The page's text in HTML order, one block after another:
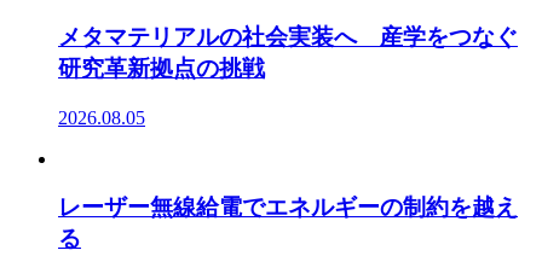
メタマテリアルの社会実装へ 産学をつなぐ
研究革新拠点の挑戦
2026.08.05
レーザー無線給電でエネルギーの制約を越え
る